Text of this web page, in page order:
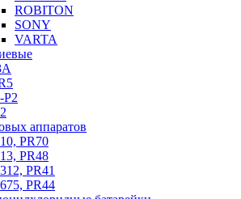
ROBITON
SONY
VARTA
P2
аппаратов
PR70
PR48
PR41
PR44